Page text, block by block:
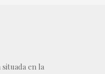
situada en la